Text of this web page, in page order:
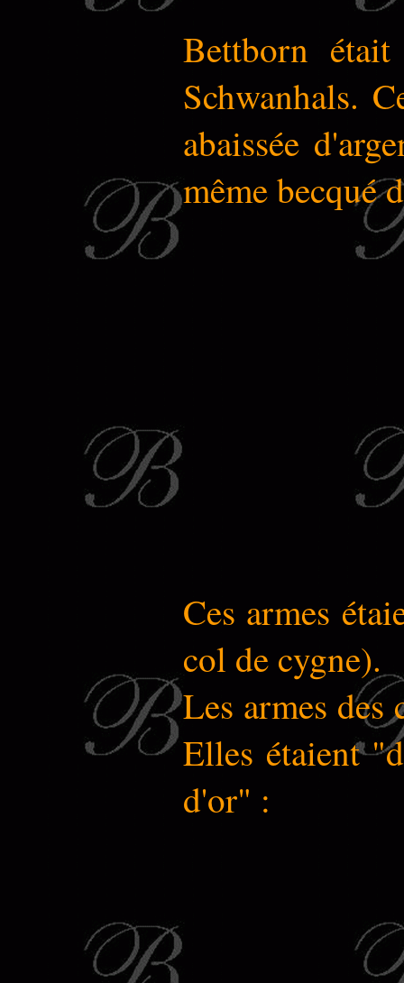
Bettborn
Schwanhals.
abaissée
même becqué
Ces armes
col de cygne).
Les armes des
Elles étaient
d'or" :